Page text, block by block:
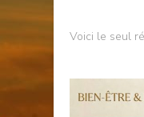
Voici le seul